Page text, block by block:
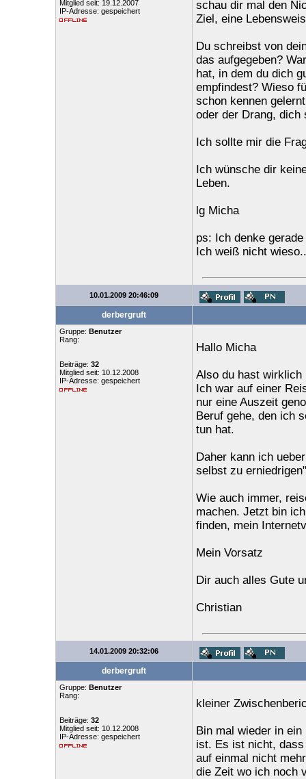
Mitglied seit: 19.12.2007
IP-Adresse: gespeichert
schau dir mal den
Ziel, eine
Du schreibst von
das aufgegeben?
hat, in dem du dich
empfindest? Wieso
schon kennen
oder der Drang, dich
Ich sollte mir die
Ich wünsche dir
Leben.
lg Micha
ps: Ich denke
Ich weiß nicht
10.01.2009 20:46:09
derbergruft
Gruppe: Benutzer
Rang:
Beiträge: 32
Mitglied seit: 10.12.2008
IP-Adresse: gespeichert
Hallo Micha
Also du hast wirklich
Ich war auf einer
nur eine Auszeit
Beruf gehe, den ich
tun hat.
Daher kann ich
selbst zu
Wie auch immer,
machen. Jetzt bin
finden, mein
Mein Vorsatz
Dir auch alles Gute
Christian
14.01.2009 20:32:06
derbergruft
Gruppe: Benutzer
Rang:
Beiträge: 32
Mitglied seit: 10.12.2008
IP-Adresse: gespeichert
kleiner
Bin mal wieder in
ist. Es ist nicht,
auf einmal nicht
die Zeit wo ich noch